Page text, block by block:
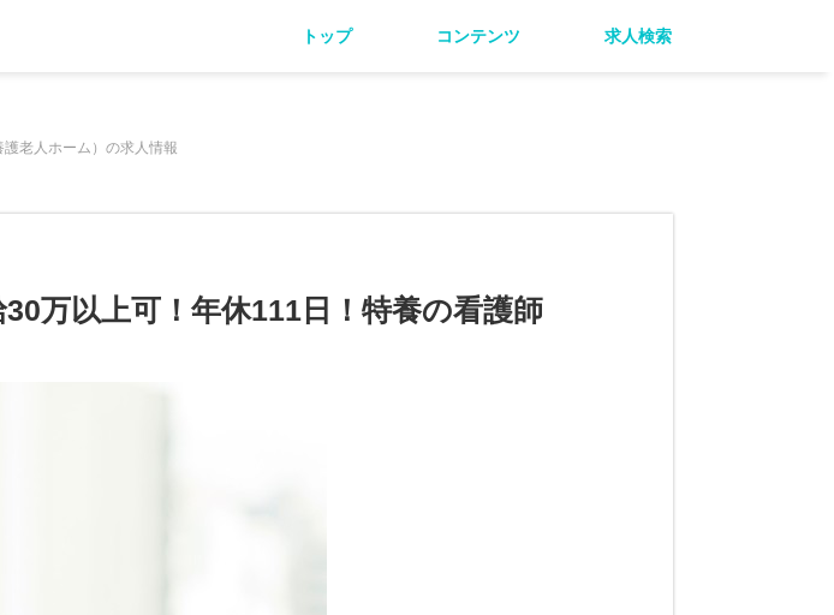
トップ コンテンツ 求人検索
老人ホーム）の求人情報
万以上可！年休111日！特養の看護師